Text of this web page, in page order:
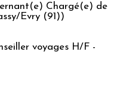
Chargé(e) de
Evry (91))
voyages H/F -